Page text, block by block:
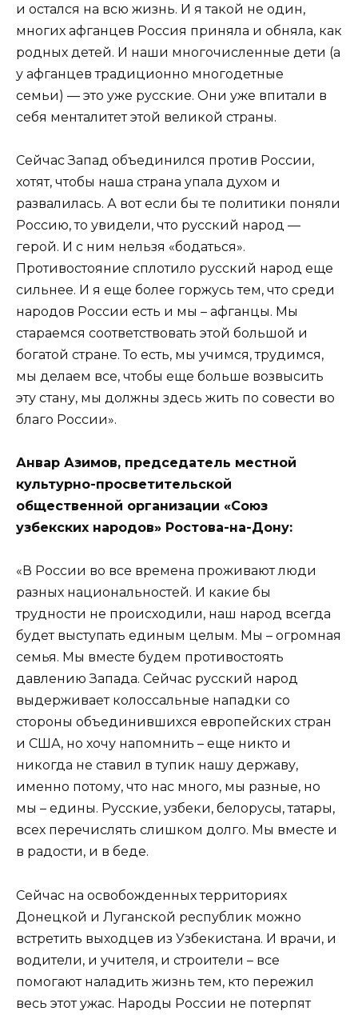
и остался на всю жизнь. И я такой не один,
многих афганцев Россия приняла и обняла, как
родных детей. И наши многочисленные дети (а
у афганцев традиционно многодетные
семьи) — это уже русские. Они уже впитали в
себя менталитет этой великой страны.
Сейчас Запад объединился против России,
хотят, чтобы наша страна упала духом и
развалилась. А вот если бы те политики поняли
Россию, то увидели, что русский народ —
герой. И с ним нельзя «бодаться».
Противостояние сплотило русский народ еще
сильнее. И я еще более горжусь тем, что среди
народов России есть и мы – афганцы. Мы
стараемся соответствовать этой большой и
богатой стране. То есть, мы учимся, трудимся,
мы делаем все, чтобы еще больше возвысить
эту стану, мы должны здесь жить по совести во
благо России».
Анвар Азимов, председатель местной
культурно-просветительской
общественной организации «Союз
узбекских народов» Ростова-на-Дону:
«В России во все времена проживают люди
разных национальностей. И какие бы
трудности не происходили, наш народ всегда
будет выступать единым целым. Мы – огромная
семья. Мы вместе будем противостоять
давлению Запада. Сейчас русский народ
выдерживает колоссальные нападки со
стороны объединившихся европейских стран
и США, но хочу напомнить – еще никто и
никогда не ставил в тупик нашу державу,
именно потому, что нас много, мы разные, но
мы – едины. Русские, узбеки, белорусы, татары,
всех перечислять слишком долго. Мы вместе и
в радости, и в беде.
Сейчас на освобожденных территориях
Донецкой и Луганской республик можно
встретить выходцев из Узбекистана. И врачи, и
водители, и учителя, и строители – все
помогают наладить жизнь тем, кто пережил
весь этот ужас. Народы России не потерпят